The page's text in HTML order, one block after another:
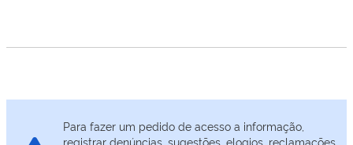
Para fazer um pedido de acesso a informação,
registrar denúncias, sugestões, elogios, reclamações